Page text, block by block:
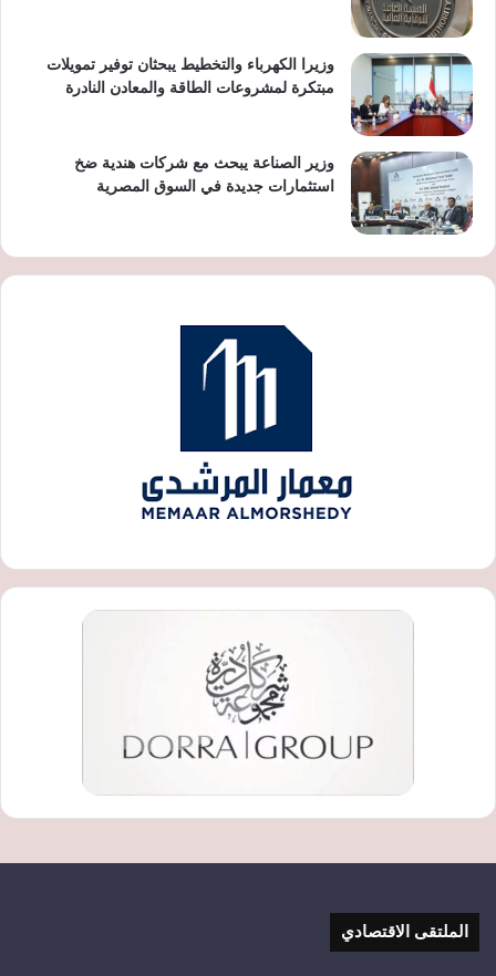
وزيرا الكهرباء والتخطيط يبحثان توفير تمويلات
مبتكرة لمشروعات الطاقة والمعادن النادرة
وزير الصناعة يبحث مع شركات هندية ضخ
استثمارات جديدة في السوق المصرية
الملتقى الاقتصادي